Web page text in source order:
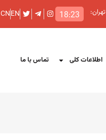
تهران: 18:23
EN
CN
اطلاعات کلی تماس با ما